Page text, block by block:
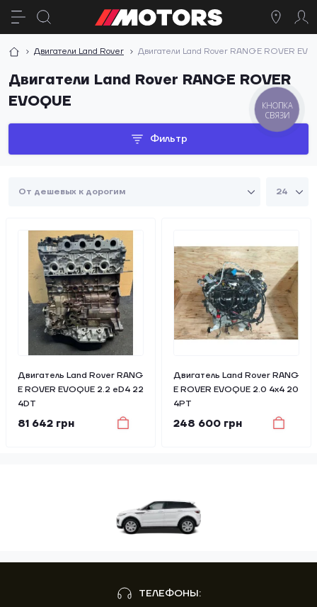
Двигатели Land Rover Двигатели Land Rover RANGE ROVER
Двигатели Land Rover RANGE ROVER
EVOQUE
Фильтр
Двигатель Land Rover RANG
E ROVER EVOQUE 2.2 eD4 22
4DT
81 642 грн
Двигатель Land Rover RANG
E ROVER EVOQUE 2.0 4x4 20
4PT
248 600 грн
ТЕЛЕФОНЫ:
КНОПКА
СВЯЗИ